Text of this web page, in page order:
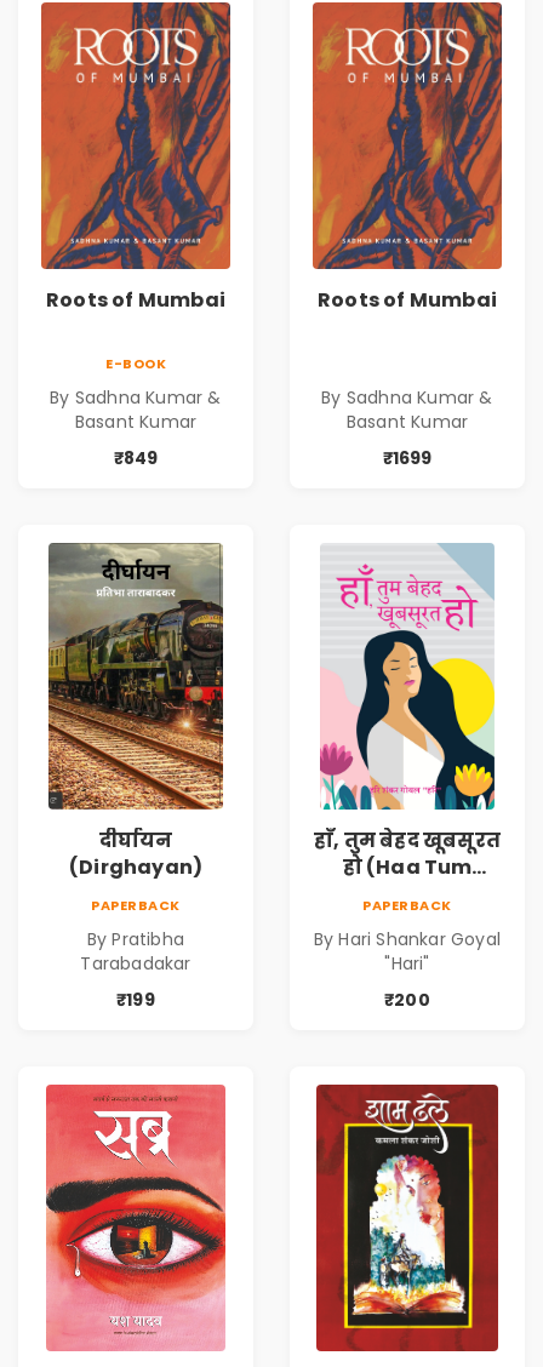
Roots of Mumbai
E-BOOK
By Sadhna Kumar &
Basant Kumar
₹849
Roots of Mumbai
By Sadhna Kumar &
Basant Kumar
₹1699
दीर्घायन
(Dirghayan)
PAPERBACK
By Pratibha
Tarabadakar
₹199
हाँ, तुम बेहद खूबसूरत
हो (Haa Tum
PAPERBACK
By Hari Shankar Goyal
"Hari"
₹200